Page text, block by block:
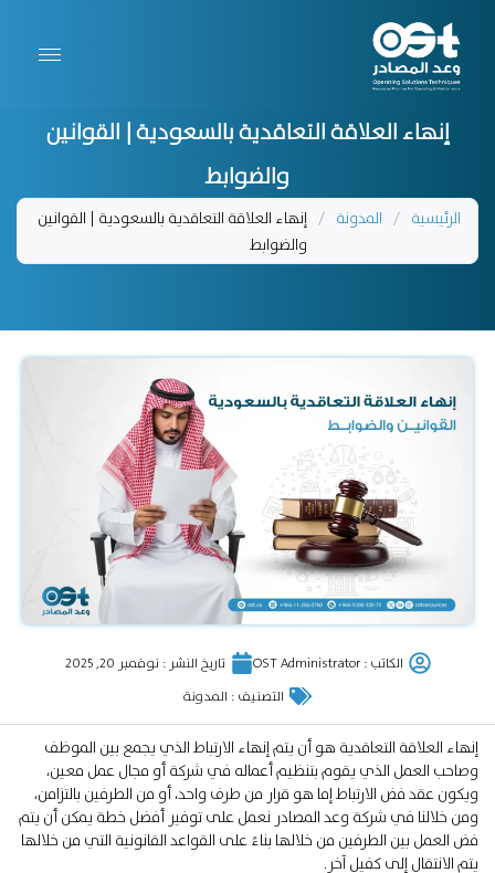
إنهاء العلاقة التعاقدية بالسعودية | القوانين
والضوابط
الرئيسية / المدونة /
إنهاء العلاقة التعاقدية بالسعودية | القوانين
والضوابط
الكاتب :OST Administrator تاريخ النشر : نوفمبر 20, 2025
التصنيف : المدونة
إنهاء العلاقة التعاقدية هو أن يتم إنهاء الارتباط الذي يجمع بين الموظف
وصاحب العمل الذي يقوم بتنظيم أعماله في شركة أو مجال عمل معين،
ويكون عقد فض الارتباط إما هو قرار من طرف واحد، أو من الطرفين بالتزامن،
ومن خلالنا في شركة وعد المصادر نعمل على توفير أفضل خطة يمكن أن يتم
فض العمل بين الطرفين من خلالها بناءً على القواعد القانونية التي من خلالها
يتم الانتقال إلى كفيل آخر.